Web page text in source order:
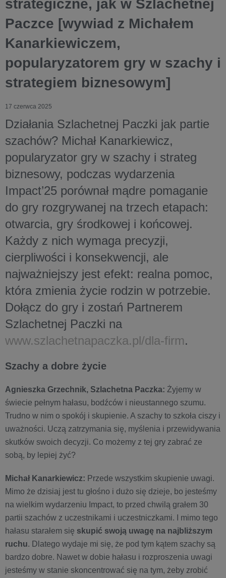
strategiczne, jak w Szlachetnej
Paczce [wywiad z Michałem
Kanarkiewiczem,
popularyzatorem gry w szachy i
strategiem biznesowym]
17 czerwca 2025
Działania Szlachetnej Paczki jak partie
szachów? Michał Kanarkiewicz,
popularyzator gry w szachy i strateg
biznesowy, podczas wydarzenia
Impact’25 porównał mądre pomaganie
do gry rozgrywanej na trzech etapach:
otwarcia, gry środkowej i końcowej.
Każdy z nich wymaga precyzji,
cierpliwości i konsekwencji, ale
najważniejszy jest efekt: realna pomoc,
która zmienia życie rodzin w potrzebie.
Dołącz do gry i zostań Partnerem
Szlachetnej Paczki na
www.szlachetnapaczka.pl/dla-firm.
Szachy a dobre życie
Agnieszka Grzechnik, Szlachetna Paczka: Żyjemy w
świecie pełnym hałasu, bodźców i nieustannego szumu.
Trudno w nim o spokój i skupienie. A szachy to szkoła ciszy i
uważności. Uczą zatrzymania się, myślenia i przewidywania
skutków swoich decyzji. Co możemy z tej gry zabrać ze
sobą, by lepiej żyć?
Michał Kanarkiewicz: Przede wszystkim skupienie uwagi.
Mimo że dzisiaj jest tu głośno i dużo się dzieje, bo jesteśmy
na wielkim wydarzeniu Impact, to przed chwilą grałem 30
partii szachów z uczestnikami i uczestniczkami. I mimo tego
hałasu starałem się skupić swoją uwagę na najbliższym
ruchu. Dlatego wydaje mi się, że pod tym kątem szachy są
bardzo dobre. Nawet w dobie hałasu i rozproszenia uwagi
jesteśmy w stanie skoncentrować się na tym, żeby zrobić